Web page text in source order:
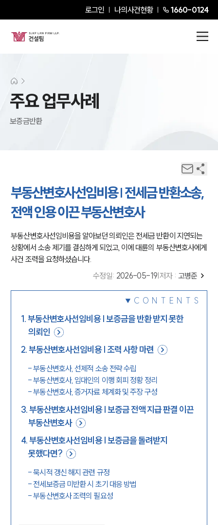
로그인 나의사건현황 1660-0124
주요 업무사례
보증금반환
부동산변호사선임비용 | 전세금 반환소송,
전액 인용 이끈 부동산변호사
부동산변호사선임비용을 알아보던 의뢰인은 전세금 반환이 지연되는
상황에서 소송 제기를 결심하게 되었고, 이에 대륜의 부동산변호사에게
사건 조력을 요청하셨습니다.
수정일: 2026-05-19 저자 : 고병준
CONTENTS
1.부동산변호사선임비용 | 보증금을 반환 받지 못한
의뢰인
2.부동산변호사선임비용 | 조력 사항 마련
-부동산변호사, 선제적 소송 전략 수립
-부동산변호사, 임대인의 이행 회피 정황 정리
-부동산변호사, 증거자료 체계화 및 주장 구성
3.부동산변호사선임비용 | 보증금 전액 지급 판결 이끈
부동산변호사
4.부동산변호사선임비용 | 보증금을 돌려받지
못했다면?
-묵시적 갱신 해지 관련 규정
- 전세보증금 미반환 시 초기 대응 방법
-부동산변호사 조력의 필요성